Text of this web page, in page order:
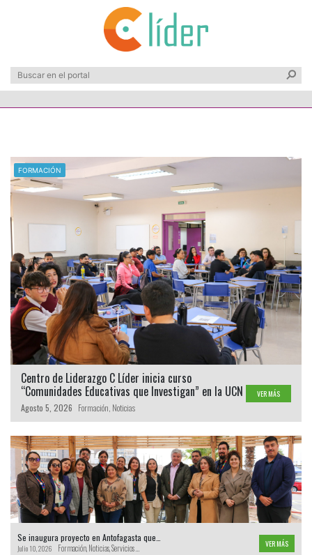
FORMACIÓN
Centro de Liderazgo C Líder inicia curso
“Comunidades Educativas que Investigan” en la UCN
Agosto 5, 2026 Formación Noticias
VER MÁS
Se inaugura proyecto en Antofagasta que…
Julio 10, 2026 Formación,Noticias,Servicios Locales de Educación Pública VER MÁS